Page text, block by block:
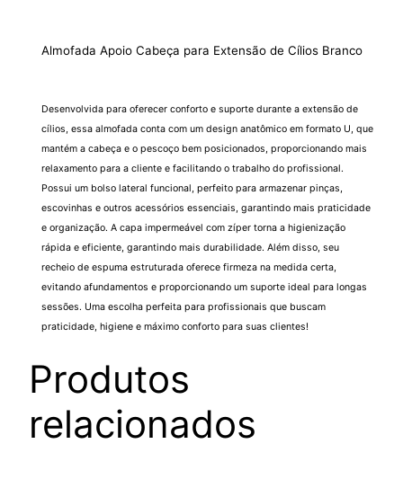
Almofada Apoio Cabeça para Extensão de Cílios Branco
Desenvolvida para oferecer conforto e suporte durante a extensão de
cílios, essa almofada conta com um design anatômico em formato U, que
mantém a cabeça e o pescoço bem posicionados, proporcionando mais
relaxamento para a cliente e facilitando o trabalho do profissional.
Possui um bolso lateral funcional, perfeito para armazenar pinças,
escovinhas e outros acessórios essenciais, garantindo mais praticidade
e organização. A capa impermeável com zíper torna a higienização
rápida e eficiente, garantindo mais durabilidade. Além disso, seu
recheio de espuma estruturada oferece firmeza na medida certa,
evitando afundamentos e proporcionando um suporte ideal para longas
sessões. Uma escolha perfeita para profissionais que buscam
praticidade, higiene e máximo conforto para suas clientes!
Produtos
relacionados